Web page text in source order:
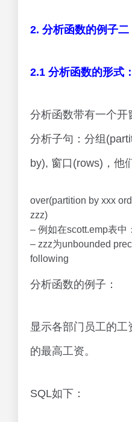
2. 分析函数的例子二
2.1 分析函数的形式：
分析函数带有一个开
分析子句：分组
by), 窗口(rows)，他
over(partition by xxx
zzz)
– 例如在scott.emp表中
– zzz为unbounded
following
分析函数的例子：
显示各部门员工的
的最高工资。
SQL如下：